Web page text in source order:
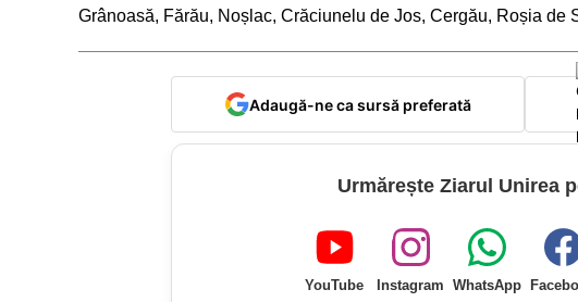
Grânoasă, Fărău, Noșlac, Crăciunelu de Jos, Cergău, Roșia de
Adaugă-ne ca sursă preferată
Urmărește Ziarul Unirea
YouTube Instagram WhatsApp